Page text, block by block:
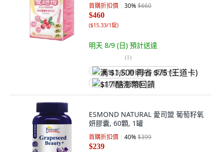
首購折扣價 30%$660
$460
($15.33/1錠)
明天 8/9 (日) 預計送達
(1)
满 $1,500 再省 $75 (王道卡)
$17 酷澎幣回饋
ESMOND NATURAL 愛司盟 葡萄籽氧
妍膠囊, 60顆, 1罐
首購折扣價 40%$399
$239